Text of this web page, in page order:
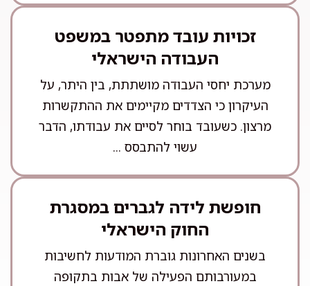
זכויות עובד מתפטר במשפט
העבודה הישראלי
מערכת יחסי העבודה מושתתת, בין היתר, על
העיקרון כי הצדדים מקיימים את ההתקשרות
מרצון. כשעובד בוחר לסיים את עבודתו, הדבר
עשוי להתבסס ...
חופשת לידה לגברים במסגרת
החוק הישראלי
בשנים האחרונות גוברת המודעות לחשיבות
במעורבותם הפעילה של אבות בתקופה